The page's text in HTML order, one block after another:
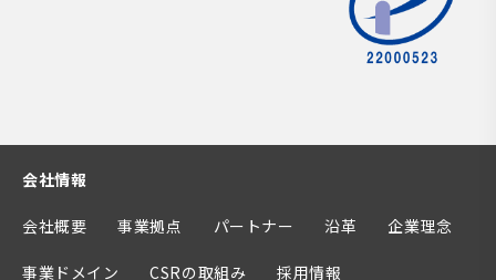
会社情報
会社概要 事業拠点 パートナー 沿革 企業理念
事業ドメイン CSRの取組み 採用情報